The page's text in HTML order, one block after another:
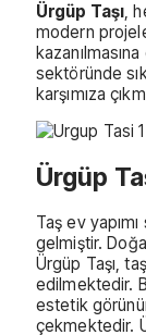
Ürgüp Taşı,
modern
sektöründe
karşımıza
Ürgüp
Taş ev
gelmiştir.
Ürgüp Taşı,
edilmektedir.
estetik
çekmektedir.